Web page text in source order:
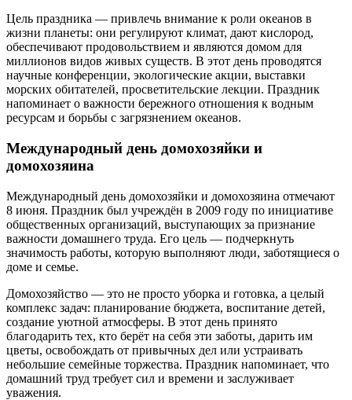
Цель праздника — привлечь внимание к роли океанов в
жизни планеты: они регулируют климат, дают кислород,
обеспечивают продовольствием и являются домом для
миллионов видов живых существ. В этот день проводятся
научные конференции, экологические акции, выставки
морских обитателей, просветительские лекции. Праздник
напоминает о важности бережного отношения к водным
ресурсам и борьбы с загрязнением океанов.
Международный день домохозяйки и
домохозяина
Международный день домохозяйки и домохозяина отмечают
8 июня. Праздник был учреждён в 2009 году по инициативе
общественных организаций, выступающих за признание
важности домашнего труда. Его цель — подчеркнуть
значимость работы, которую выполняют люди, заботящиеся о
доме и семье.
Домохозяйство — это не просто уборка и готовка, а целый
комплекс задач: планирование бюджета, воспитание детей,
создание уютной атмосферы. В этот день принято
благодарить тех, кто берёт на себя эти заботы, дарить им
цветы, освобождать от привычных дел или устраивать
небольшие семейные торжества. Праздник напоминает, что
домашний труд требует сил и времени и заслуживает
уважения.